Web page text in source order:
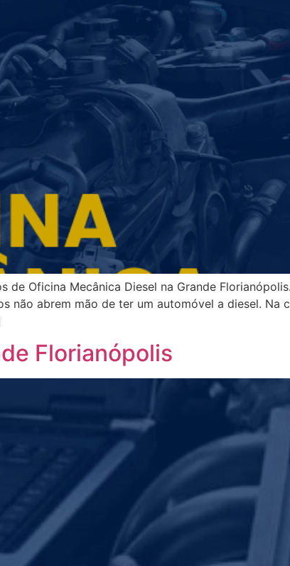
de Oficina Mecânica Diesel na Grande
não abrem mão de ter um automóvel a diesel.
Florianópolis